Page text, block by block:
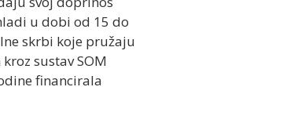
u dobi od 15 do
skrbi koje pružaju
sustav SOM
financirala